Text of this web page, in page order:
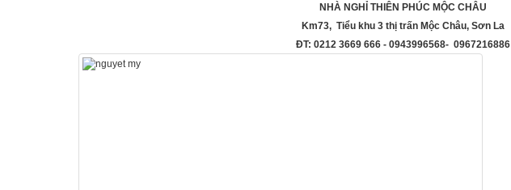
NHÀ NGHỈ THIÊN PHÚC MỘC CHÂU
Km73, Tiểu khu 3 thị trấn Mộc Châu, Sơn La
ĐT: 0212 3669 666 - 0943996568- 0967216886